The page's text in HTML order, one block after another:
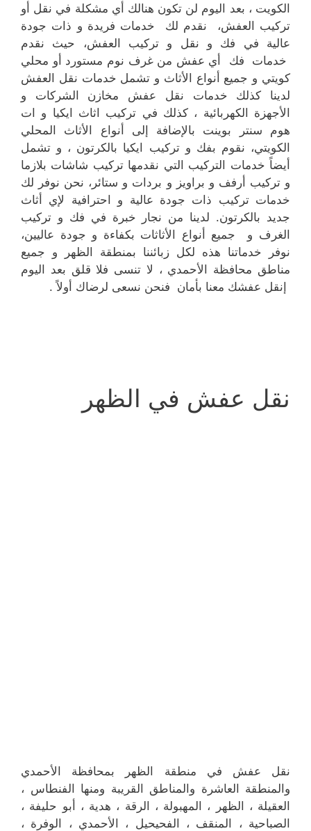
الكويت ، بعد اليوم لن تكون هنالك أي مشكلة في نقل أو
تركيب العفش، نقدم لك خدمات فريدة و ذات جودة
عالية في فك و نقل و تركيب العفش، حيث نقدم
خدمات فك أي عفش من غرف نوم مستورد أو محلي
كويتي و جميع أنواع الأثاث و تشمل خدمات نقل العفش
لدينا كذلك خدمات نقل عفش مخازن الشركات و
الأجهزة الكهربائية ، كذلك في تركيب اثاث ايكيا و ات
هوم سنتر بوينت بالإضافة إلى أنواع الأثاث المحلي
الكويتي، نقوم بفك و تركيب ايكيا بالكرتون ، و تشمل
أيضاً خدمات التركيب التي نقدمها تركيب شاشات بلازما
و تركيب أرفف و براويز و بردات و ستائر، نحن نوفر لك
خدمات تركيب ذات جودة عالية و احترافية لإي أثاث
جديد بالكرتون. لدينا من نجار خبرة في فك و تركيب
الغرف و جميع أنواع الأثاثات بكفاءة و جودة عاليين،
نوفر خدماتنا هذه لكل زبائننا بمنطقة الظهر و جميع
مناطق محافظة الأحمدي ، لا تنسى فلا قلق بعد اليوم
إنقل عفشك معنا بأمان فنحن نسعى لرضاك أولاً .
نقل عفش في الظهر
نقل عفش في منطقة الظهر بمحافظة الأحمدي
والمنطقة العاشرة والمناطق القريبة ‎ومنها الفنطاس ،
العقيلة ، الظهر ، المهبولة ، الرقة ، هدية ، أبو حليفة ،
الصباحية ، المنقف ، الفحيحيل ، الأحمدي ، الوفرة ،